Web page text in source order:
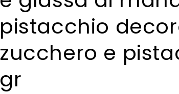
pistacchio
zucchero e
gr